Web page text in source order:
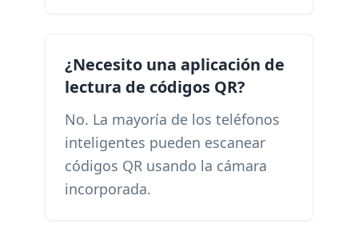
¿Necesito una aplicación de
lectura de códigos QR?
No. La mayoría de los teléfonos
inteligentes pueden escanear
códigos QR usando la cámara
incorporada.